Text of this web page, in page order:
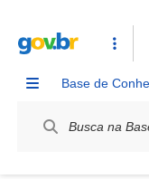
Base de